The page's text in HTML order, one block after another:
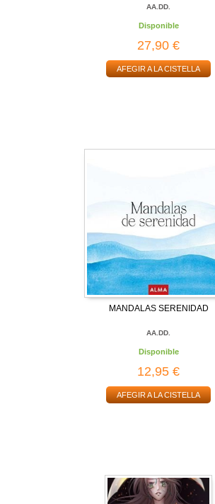
AA.DD.
Disponible
27,90 €
AFEGIR A LA CISTELLA
MANDALAS SERENIDAD
AA.DD.
Disponible
12,95 €
AFEGIR A LA CISTELLA